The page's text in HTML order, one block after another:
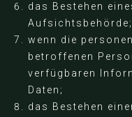
das Bestehen
Aufsichtsbehörde;
wenn die
betroffenen
verfügbaren
Daten;
das Bestehen